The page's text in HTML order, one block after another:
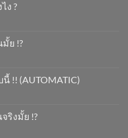
ง ?
ย !?
!! (AUTOMATIC)
ริงมั้ย !?